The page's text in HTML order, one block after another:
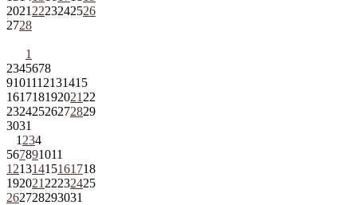
2021 2223242526
2728
1
2345678
9101112131415
161718192021 22
23242526272829
3031
1 234
567891011
12131415161718
192021 22232425
262728293031